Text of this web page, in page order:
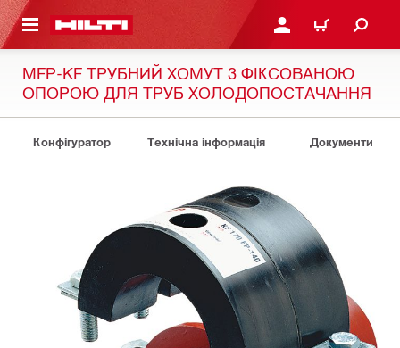
ЗМІСТУ УВІЙТИ АБО
КОШИК
MFP-KF ТРУБНИЙ ХОМУТ З ФІКСОВАНОЮ
ОПОРОЮ ДЛЯ ТРУБ ХОЛОДОПОСТАЧАННЯ
Конфігуратор Технічна інформація Документи